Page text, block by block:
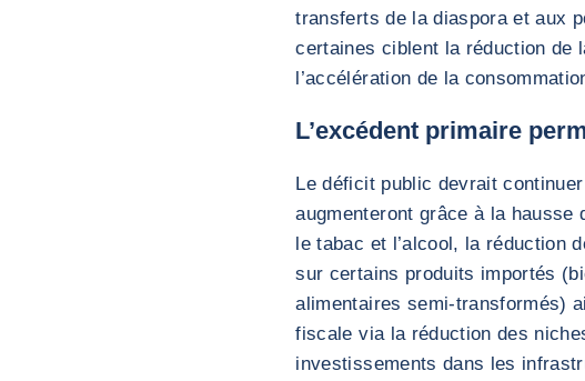
transferts de la diaspora et aux
certaines ciblent la réduction de
l’accélération de la
L’excédent primaire
Le déficit public devrait
augmenteront grâce à la
le tabac et l’alcool, la réduction
sur certains produits importés
alimentaires semi-transformés)
fiscale via la réduction des
investissements dans les